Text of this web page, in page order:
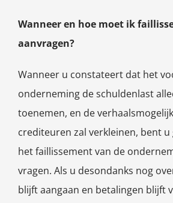
Wanneer en hoe moet ik
aanvragen?
Wanneer u constateert dat het
onderneming de schuldenlast
toenemen, en de
crediteuren zal verkleinen, bent
het faillissement van de
vragen. Als u desondanks nog
blijft aangaan en betalingen blijft